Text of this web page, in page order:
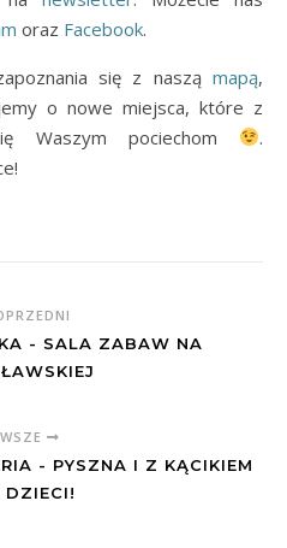
oraz Facebook.
się z naszą mapą,
o nowe miejsca, które z
Waszym pociechom
.
- SALA ZABAW NA
- PYSZNA I Z KĄCIKIEM
DZIECI!